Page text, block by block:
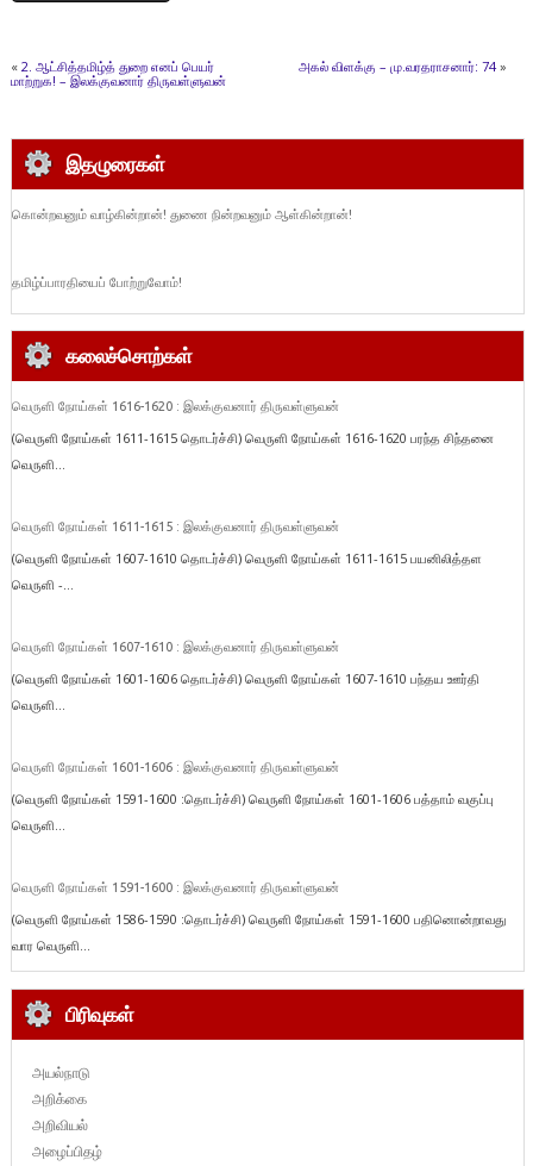
« 2. ஆட்சித்தமிழ்த் துறை எனப் பெயர்
மாற்றுக! – இலக்குவனார் திருவள்ளுவன்
அகல் விளக்கு – மு.வரதராசனார்: 74»
இதழுரைகள்
கொன்றவனும் வாழ்கின்றான்! துணை நின்றவனும் ஆள்கின்றான்!
தமிழ்ப்பாரதியைப் போற்றுவோம்!
கலைச்சொற்கள்
வெருளி நோய்கள் 1616-1620 : இலக்குவனார் திருவள்ளுவன்
(வெருளி நோய்கள் 1611-1615 தொடர்ச்சி) வெருளி நோய்கள் 1616-1620 பரந்த சிந்தனை
வெருளி...
வெருளி நோய்கள் 1611-1615 : இலக்குவனார் திருவள்ளுவன்
(வெருளி நோய்கள் 1607-1610 தொடர்ச்சி) வெருளி நோய்கள் 1611-1615 பயனிலித்தள
வெருளி -...
வெருளி நோய்கள் 1607-1610 : இலக்குவனார் திருவள்ளுவன்
(வெருளி நோய்கள் 1601-1606 தொடர்ச்சி) வெருளி நோய்கள் 1607-1610 பந்தய ஊர்தி
வெருளி...
வெருளி நோய்கள் 1601-1606 : இலக்குவனார் திருவள்ளுவன்
(வெருளி நோய்கள் 1591-1600 :தொடர்ச்சி) வெருளி நோய்கள் 1601-1606 பத்தாம் வகுப்பு
வெருளி...
வெருளி நோய்கள் 1591-1600 : இலக்குவனார் திருவள்ளுவன்
(வெருளி நோய்கள் 1586-1590 :தொடர்ச்சி) வெருளி நோய்கள் 1591-1600 பதினொன்றாவது
வார வெருளி...
பிரிவுகள்
அயல்நாடு
அறிக்கை
அறிவியல்
அழைப்பிதழ்